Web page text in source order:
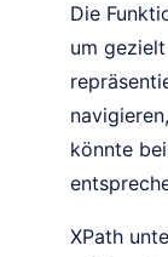
Die
um
könnte
XPath